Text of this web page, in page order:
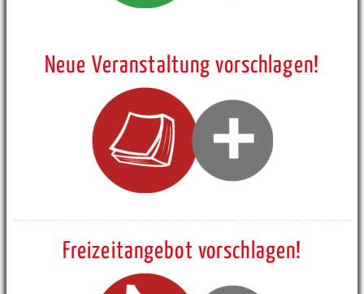
Neue Veranstaltung vorschlagen!
Freizeitangebot vorschlagen!